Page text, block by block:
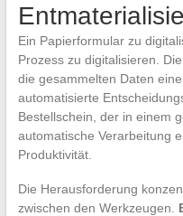
Ein Papierformular zu
Prozess zu digitalisieren.
die gesammelten Daten
automatisierte
Bestellschein, der in einem
automatische Verarbeitung
Produktivität.
Die Herausforderung
zwischen den Werkzeugen.